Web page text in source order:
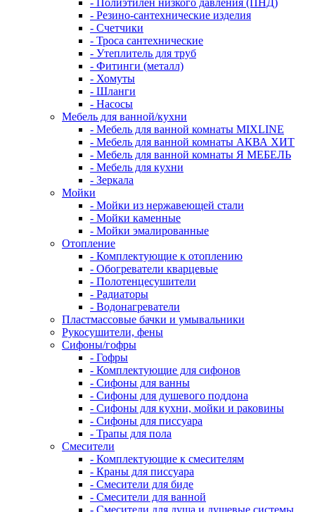
- Полиэтилен низкого давления (ПНД)
- Резино-сантехнические изделия
- Счетчики
- Троса сантехнические
- Утеплитель для труб
- Фитинги (металл)
- Хомуты
- Шланги
- Насосы
Мебель для ванной/кухни
- Мебель для ванной комнаты MIXLINE
- Мебель для ванной комнаты АКВА ХИТ
- Мебель для ванной комнаты Я МЕБЕЛЬ
- Мебель для кухни
- Зеркала
Мойки
- Мойки из нержавеющей стали
- Мойки каменные
- Мойки эмалированные
Отопление
- Комплектующие к отоплению
- Обогреватели кварцевые
- Полотенцесушители
- Радиаторы
- Водонагреватели
Пластмассовые бачки и умывальники
Рукосушители, фены
Сифоны/гофры
- Гофры
- Комплектующие для сифонов
- Сифоны для ванны
- Сифоны для душевого поддона
- Сифоны для кухни, мойки и раковины
- Сифоны для писсуара
- Трапы для пола
Смесители
- Комплектующие к смесителям
- Краны для писсуара
- Смесители для биде
- Смесители для ванной
- Смесители для душа и душевые системы